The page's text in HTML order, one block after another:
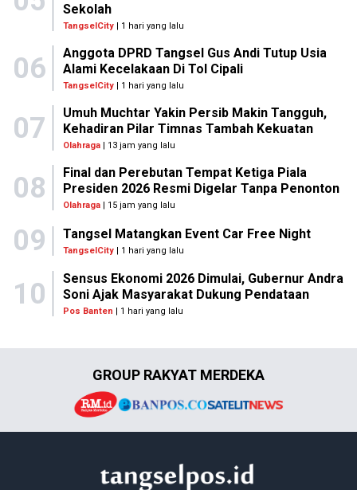
Sekolah
TangselCity| 1 hari yang lalu
06
Anggota DPRD Tangsel Gus Andi Tutup Usia
Alami Kecelakaan Di Tol Cipali
TangselCity| 1 hari yang lalu
07
Umuh Muchtar Yakin Persib Makin Tangguh,
Kehadiran Pilar Timnas Tambah Kekuatan
Olahraga| 13 jam yang lalu
08
Final dan Perebutan Tempat Ketiga Piala
Presiden 2026 Resmi Digelar Tanpa Penonton
Olahraga| 15 jam yang lalu
09 Tangsel Matangkan Event Car Free Night
TangselCity | 1 hari yang lalu
10
Sensus Ekonomi 2026 Dimulai, Gubernur Andra
Soni Ajak Masyarakat Dukung Pendataan
Pos Banten | 1 hari yang lalu
GROUP RAKYAT MERDEKA